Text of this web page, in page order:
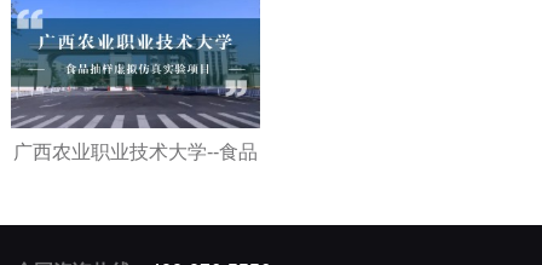
广西农业职业技术大学--食品